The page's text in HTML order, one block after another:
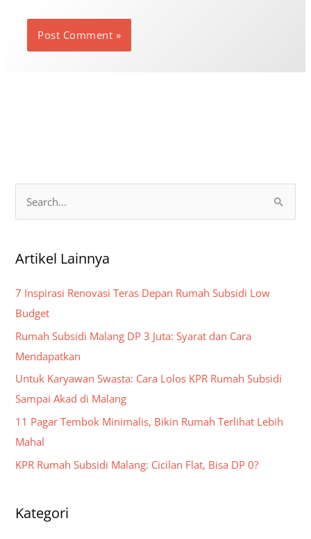
e
r
:
Artikel Lainnya
7 Inspirasi Renovasi Teras Depan Rumah Subsidi Low
Budget
Rumah Subsidi Malang DP 3 Juta: Syarat dan Cara
Mendapatkan
Untuk Karyawan Swasta: Cara Lolos KPR Rumah Subsidi
Sampai Akad di Malang
11 Pagar Tembok Minimalis, Bikin Rumah Terlihat Lebih
Mahal
KPR Rumah Subsidi Malang: Cicilan Flat, Bisa DP 0?
Kategori